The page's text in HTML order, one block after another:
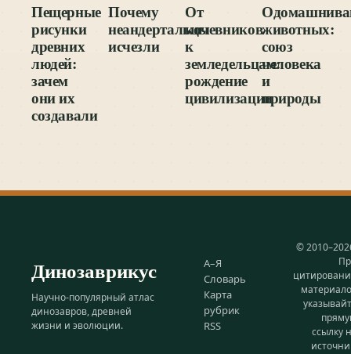
Пещерные
рисунки
древних
людей:
зачем
они их
создавали
Почему
неандертальцы
исчезли
От
кочевников
к
земледельцам:
рождение
цивилизации
животных:
союз
человека
и
природы
Динозаврикус
Научно-популярный атлас
динозавров, древней
жизни и эволюции.
А–Я
Словарь
Карта
рубрик
RSS
©
ссылку